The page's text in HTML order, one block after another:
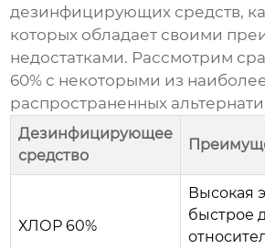
дезинфицирующих средств,
которых обладает своими
недостатками. Рассмотрим
60% с некоторыми из
распространенных
Дезинфицирующее
средство
ХЛОР 60%
Высокая
быстрое